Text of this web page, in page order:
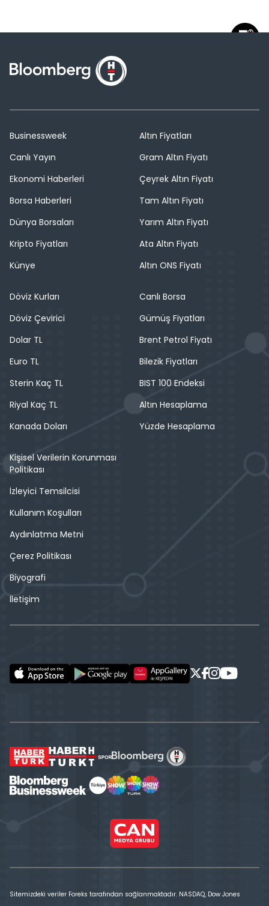
Businessweek
Canlı Yayın
Ekonomi Haberleri
Borsa Haberleri
Dünya Borsaları
Kripto Fiyatları
Künye
Altın Fiyatları
Gram Altın Fiyatı
Çeyrek Altın Fiyatı
Tam Altın Fiyatı
Yarım Altın Fiyatı
Ata Altın Fiyatı
Altın ONS Fiyatı
Döviz Kurları
Döviz Çevirici
Dolar TL
Euro TL
Sterin Kaç TL
Riyal Kaç TL
Kanada Doları
Canlı Borsa
Gümüş Fiyatları
Brent Petrol Fiyatı
Bilezik Fiyatları
BIST 100 Endeksi
Altın Hesaplama
Yüzde Hesaplama
Kişisel Verilerin Korunması
Politikası
İzleyici Temsilcisi
Kullanım Koşulları
Aydınlatma Metni
Çerez Politikası
Biyografi
İletişim
Sitemizdeki veriler Foreks tarafından sağlanmaktadır. NASDAQ, Dow Jones